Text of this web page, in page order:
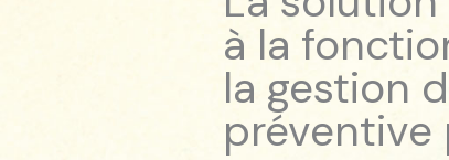
à la
la gestion
préventive